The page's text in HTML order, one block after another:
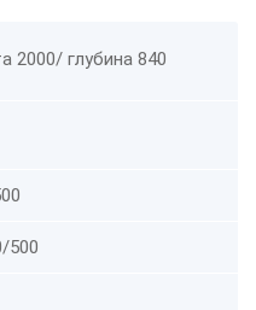
2000/ глубина 840
500